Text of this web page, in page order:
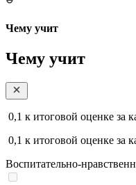
Чему учит
Чему учит
0,1 к итоговой оценке за
0,1 к итоговой оценке за
Воспитательно-